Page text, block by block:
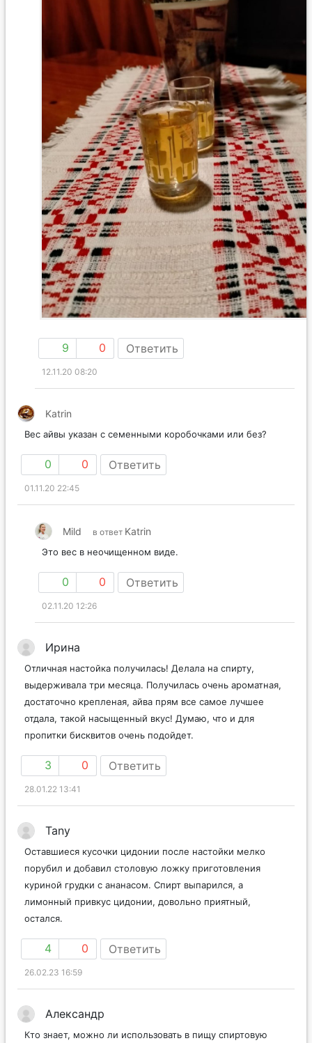
9 0 Ответить
12.11.20 08:20
Katrin
0 0 Ответить
01.11.20 22:45
0 0 Ответить
02.11.20 12:26
Отличная настойка получилась! Делала на спирту,
выдерживала три месяца. Получилась очень ароматная,
достаточно крепленая, айва прям все самое лучшее
отдала, такой насыщенный вкус! Думаю, что и для
3 0 Ответить
28.01.22 13:41
Оставшиеся кусочки цидонии после настойки мелко
порубил и добавил столовую ложку приготовления
куриной грудки с ананасом. Спирт выпарился, а
лимонный привкус цидонии, довольно приятный,
4 0 Ответить
26.02.23 16:59